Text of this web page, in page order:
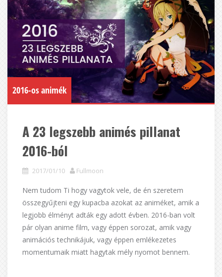
2016-os animék
A 23 legszebb animés pillanat
2016-ból
2017/01/10 Fullmoon
Nem tudom Ti hogy vagytok vele, de én szeretem
összegyűjteni egy kupacba azokat az animéket, amik a
legjobb élményt adták egy adott évben. 2016-ban volt
pár olyan anime film, vagy éppen sorozat, amik vagy
animációs technikájuk, vagy éppen emlékezetes
momentumaik miatt hagytak mély nyomot bennem.